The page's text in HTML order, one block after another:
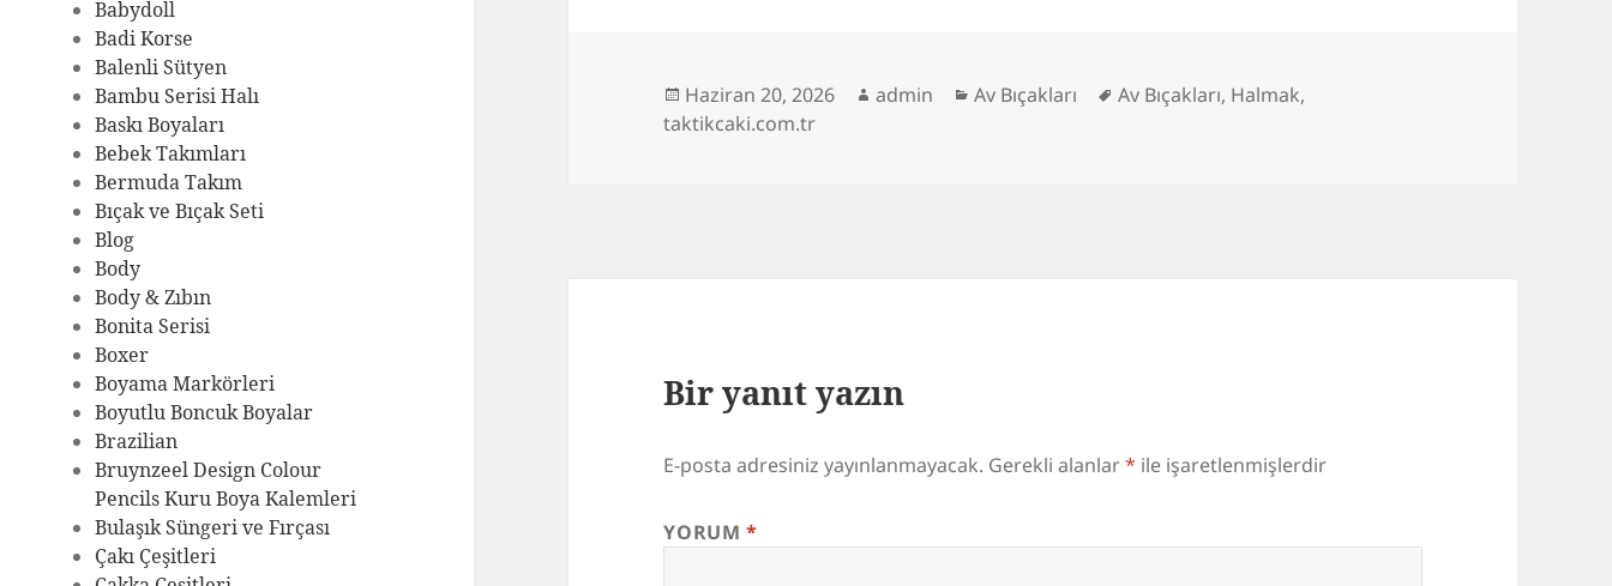
Babydoll
Badi Korse
Balenli Sütyen
Bambu Serisi Halı
Baskı Boyaları
Bebek Takımları
Bermuda Takım
Bıçak ve Bıçak Seti
Blog
Body
Body & Zıbın
Bonita Serisi
Boxer
Boyama Markörleri
Boyutlu Boncuk Boyalar
Brazilian
Bruynzeel Design Colour
Pencils Kuru Boya Kalemleri
Bulaşık Süngeri ve Fırçası
Çakı Çeşitleri
Yayın
tarihi
Haziran 20, 2026 Yazar
admin Kategoriler
Av Bıçakları Etiketler
Av Bıçakları, Halmak,
taktikcaki.com.tr
Bir yanıt yazın
E-posta adresiniz yayınlanmayacak. Gerekli alanlar* ile işaretlenmişlerdir
YORUM*